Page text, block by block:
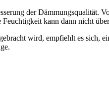
der Dämmungsqualität.
kann dann nicht
wird, empfiehlt es sich,